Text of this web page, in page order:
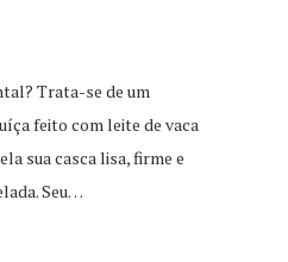
Trata-se de um
feito com leite de vaca
sua casca lisa, firme e
Seu…